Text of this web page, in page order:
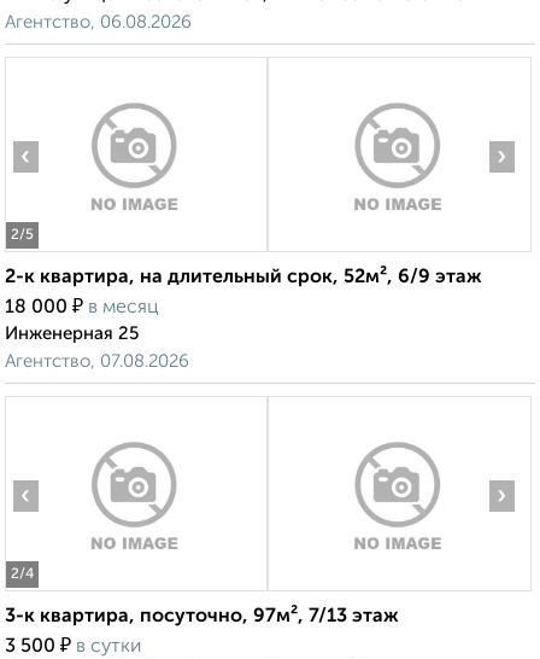
Агентство, 06.08.2026
2/5
‹ ›
2-к квартира, на длительный срок, 52м², 6/9 этаж
18 000 ₽ в месяц
Инженерная 25
Агентство, 07.08.2026
2/4
‹ ›
3-к квартира, посуточно, 97м², 7/13 этаж
3 500 ₽ в сутки